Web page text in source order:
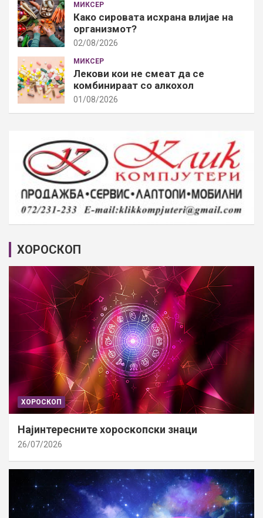
МИКСЕР
Како сировата исхрана влијае на
организмот?
02/08/2026
МИКСЕР
Лекови кои не смеат да се
комбинираат со алкохол
01/08/2026
ХОРОСКОП
ХОРОСКОП
Најинтересните хороскопски знаци
26/07/2026